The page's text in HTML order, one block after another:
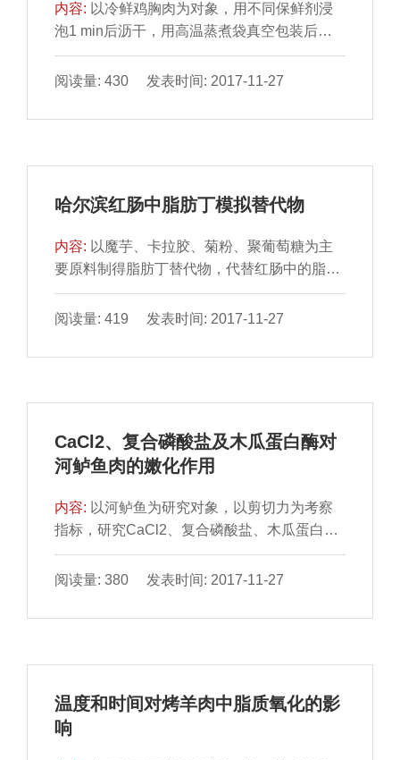
内容: 以冷鲜鸡胸肉为对象，用不同保鲜剂浸
泡1 min后沥干，用高温蒸煮袋真空包装后，
在0～4℃条件下贮藏，测定感官、理化和微生
物指标的变化。结果表明：鸡胸肉经保鲜剂浸
汁液流失率、水分活度（water activity，
nitrogen，TVB-N）值、球蛋白沉淀和菌落总
品质的变化有显著差异（P＜0.05），经体积
理效果最好，贮藏9
阅读量: 430 发表时间: 2017-11-27
哈尔滨红肠中脂肪丁模拟替代物
内容: 以魔芋、卡拉胶、菊粉、聚葡萄糖为主
要原料制得脂肪丁替代物，代替红肠中的脂肪
丁，降低红肠中的脂肪含量，通过单因素和正
交试验，以感官评分和质构特性为指标，确定
芋胶添加量2.5 g/100 mL、卡拉胶添加量1.25
萄糖添加量0.75 g/100 mL、Ca(OH)2添加量为
脂肪丁模拟物的替代量为100%（以脂肪丁的
总量计），在此条件下制成的红肠脂
阅读量: 419 发表时间: 2017-11-27
CaCl2、复合磷酸盐及木瓜蛋白酶对
河鲈鱼肉的嫩化作用
内容: 以河鲈鱼为研究对象，以剪切力为考察
指标，研究CaCl2、复合磷酸盐、木瓜蛋白酶
对鲈鱼半成品的嫩化效果。在单因素试验基础
上，采用正交试验设计，对影响鱼肉剪切力的
验，最后利用扫描电镜，对未嫩化和复合嫩化
明：CaCl21.2 g/kg、复合磷酸盐1.2 g/kg、木
合嫩化后，鱼肉剪切力最低可降至
（8.40±0.13）N （注射方式）和
阅读量: 380 发表时间: 2017-11-27
温度和时间对烤羊肉中脂质氧化的影
响